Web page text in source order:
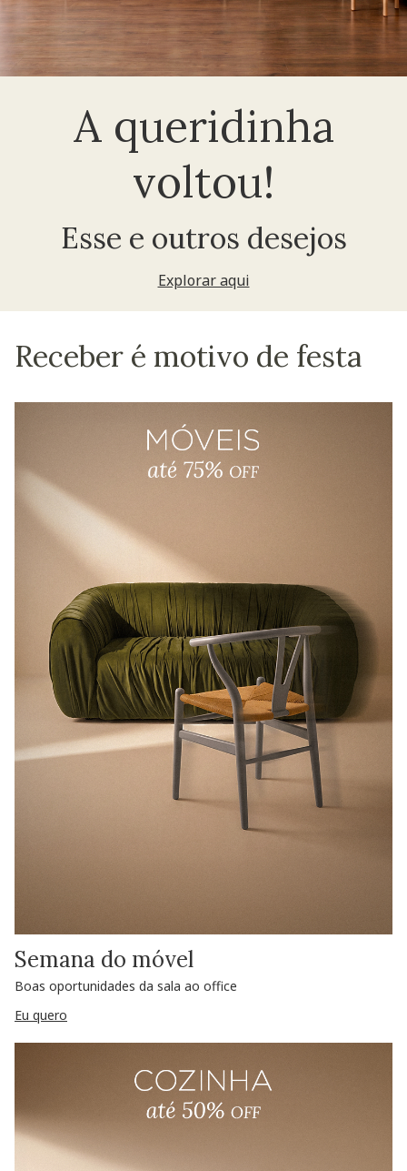
A queridinha
voltou!
Esse e outros desejos
Explorar aqui
Receber é motivo de festa
Semana do móvel
Boas oportunidades da sala ao office
Eu quero